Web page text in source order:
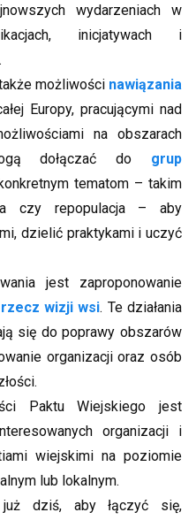
wydarzeniach w
inicjatywach i
możliwości nawiązania
Europy, pracującymi nad
na obszarach
dołączać do grup
tematom – takim
czy repopulacja – aby
dzielić praktykami i uczyć
jest zaproponowanie
wizji wsi. Te działania
się do poprawy obszarów
organizacji oraz osób
Paktu Wiejskiego jest
organizacji i
wiejskimi na poziomie
lub lokalnym.
już dziś, aby łączyć się,